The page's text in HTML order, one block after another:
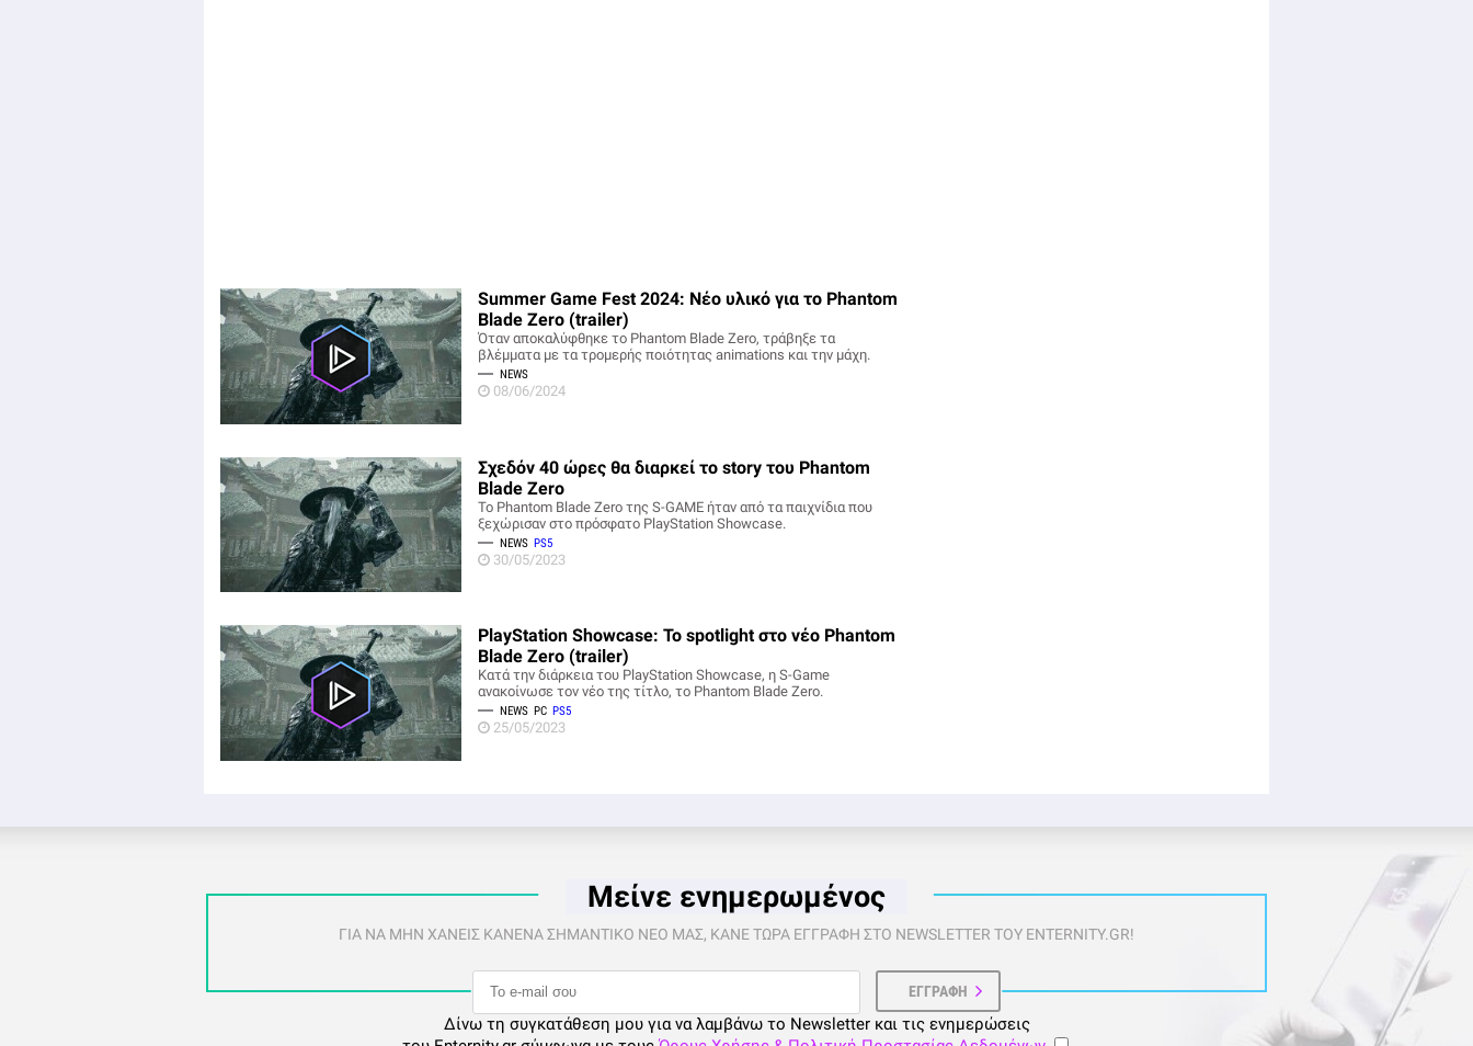
Summer Game Fest 2024: Νέο υλικό για το Phantom
Blade Zero (trailer)
Όταν αποκαλύφθηκε το Phantom Blade Zero, τράβηξε τα
βλέμματα με τα τρομερής ποιότητας animations και την μάχη.
NEWS
08/06/2024
Σχεδόν 40 ώρες θα διαρκεί το story του Phantom
Blade Zero
Το Phantom Blade Zero της S-GAME ήταν από τα παιχνίδια που
ξεχώρισαν στο πρόσφατο PlayStation Showcase.
NEWS PS5
30/05/2023
PlayStation Showcase: Το spotlight στο νέο Phantom
Blade Zero (trailer)
Κατά την διάρκεια του PlayStation Showcase, η S-Game
ανακοίνωσε τον νέο της τίτλο, το Phantom Blade Zero.
NEWS PC PS5
25/05/2023
Μείνε ενημερωμένος
ΓΙΑ ΝΑ ΜΗΝ ΧΑΝΕΙΣ ΚΑΝΕΝΑ ΣΗΜΑΝΤΙΚΟ ΝΕΟ ΜΑΣ, ΚΑΝΕ ΤΩΡΑ ΕΓΓΡΑΦΗ ΣΤΟ NEWSLETTER ΤΟΥ ENTERNITY.GR!
Δίνω τη συγκατάθεση μου για να λαμβάνω το Newsletter και τις ενημερώσεις